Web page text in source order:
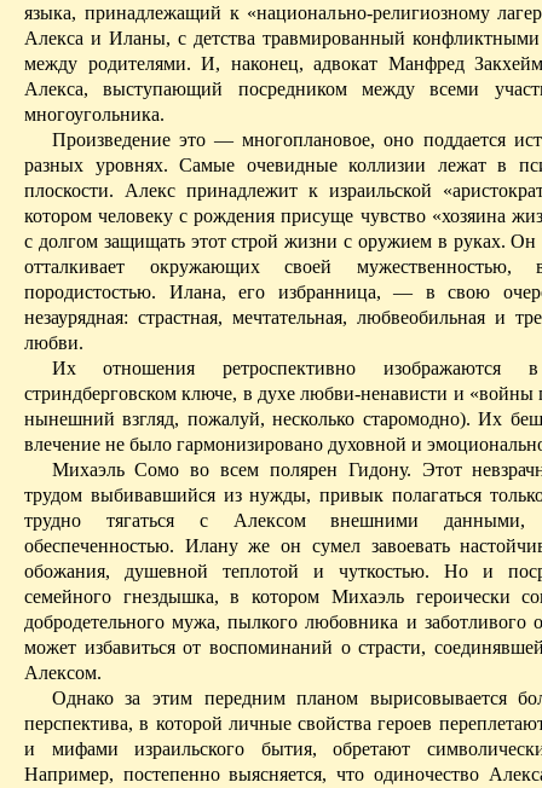
языка, принадлежащий к «национально-религиозному
Алекса и Иланы, с детства травмированный
между родителями. И, наконец, адвокат Манфред
Алекса, выступающий посредником между всеми
многоугольника.
Произведение это — многоплановое, оно поддается
разных уровнях. Самые очевидные коллизии лежат в
плоскости. Алекс принадлежит к израильской
котором человеку с рождения присуще чувство «хозяина
с долгом защищать этот строй жизни с оружием в руках. Он
отталкивает окружающих своей мужественностью,
породистостью. Илана, его избранница, — в свою
незаурядная: страстная, мечтательная, любве­обильная и
любви.
Их отношения ретроспективно
стриндберговском ключе, в духе любви-ненависти и «войны
нынешний взгляд, пожалуй, несколько старомодно). Их
влечение не было гармонизировано духовной и
МихаэльСомо во всем полярен Гидону. Этот
трудом выбивавшийся из нужды, привык полагаться
трудно тягаться с Алексом внешними данными,
обеспеченностью. Илануже он сумел завоевать
обожания, душевной теплотой и чуткостью. Но и
семейного гнездышка, в котором Михаэль героически
добродетельного мужа, пылкого любовника и заботливого
может избавиться от воспоминаний о страсти,
Алексом.
Однако за этим передним планом вырисовывается
перспектива, в которой личные свойства героев
и мифами израильского бытия, обретают
Например, постепенно выясняется, что одиночество